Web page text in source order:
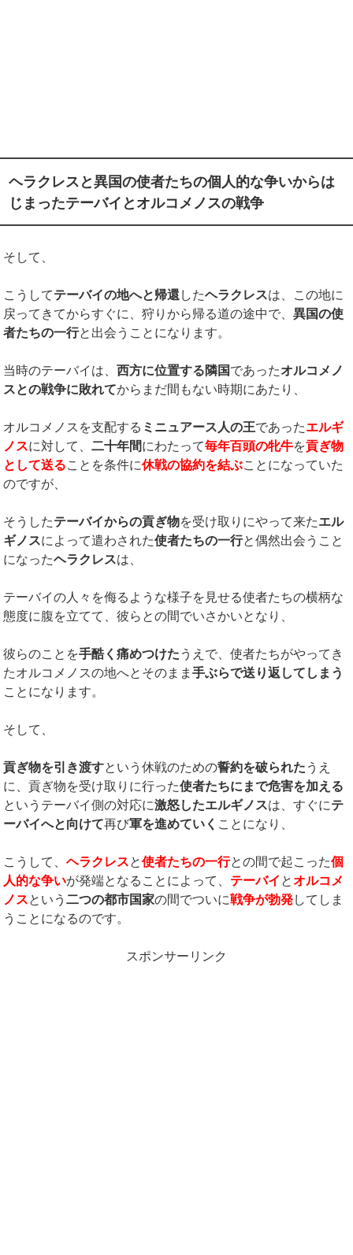
ヘラクレスと異国の使者たちの個人的な争いからは
じまったテーバイとオルコメノスの戦争
そして、
こうしてテーバイの地へと帰還 したヘラクレスは、この地に
戻ってきてからすぐに、狩りから帰る道の途中で、異国の使
者たちの一行と出会うことになります。
当時のテーバイは、西方に位置する隣国であったオルコメノ
スとの戦争に敗れてからまだ間もない時期にあたり、
オルコメノスを支配する ミニュアース人の王であったエルギ
ノスに対して、二十年間にわたって毎年百頭の牝牛を貢ぎ物
として送ることを条件に休戦の協約を結ぶことになっていた
のですが、
そうしたテーバイからの貢ぎ物を受け取りにやって来たエル
ギノスによって遣わされた使者たちの一行と偶然出会うこと
になったヘラクレスは、
テーバイの人々を侮るような様子を見せる使者たちの横柄な
態度に腹を立てて、彼らとの間でいさかいとなり、
彼らのことを手酷く痛めつけた うえで、使者たちがやってき
たオルコメノスの地へとそのまま手ぶらで送り返してしまう
ことになります。
そして、
貢ぎ物を引き渡すという休戦のための誓約を破られた うえ
に、貢ぎ物を受け取りに行った使者たちにまで危害を加える
というテーバイ側の対応に激怒したエルギノスは、すぐにテ
ーバイへと向けて再び軍を進めていく ことになり、
こうして、ヘラクレスと使者たちの一行との間で起こった個
人的な争いが発端となることによって、 テーバイ とオルコメ
ノスという二つの都市国家の間でついに戦争が勃発してしま
うことになるのです。
スポンサーリンク